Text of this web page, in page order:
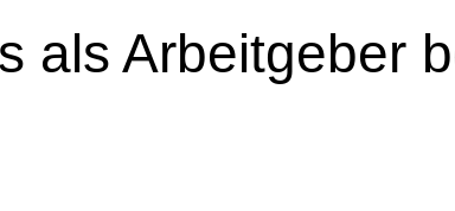
als Arbeitgeber